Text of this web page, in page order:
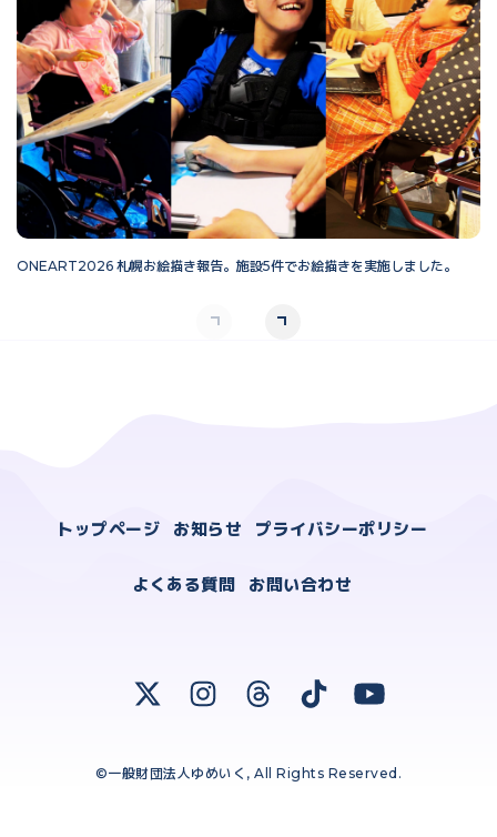
ONEART2026 札幌お絵描き報告。施設5件でお絵描きを実施しました。
トップページ お知らせ プライバシーポリシー
よくある質問 お問い合わせ
©一般財団法人ゆめいく, All Rights Reserved.